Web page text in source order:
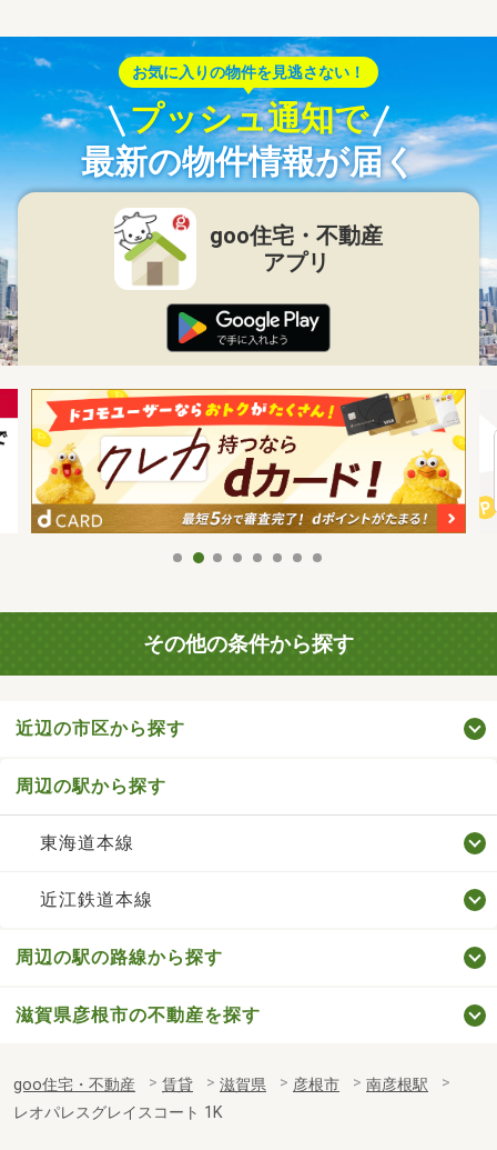
お気に入りの物件を見逃さない！
プッシュ通知で
最新の物件情報が届く
goo住宅・不動産
アプリ
その他の条件から探す
近辺の市区から探す
周辺の駅から探す
東海道本線
近江鉄道本線
周辺の駅の路線から探す
滋賀県彦根市の不動産を探す
goo住宅・不動産 賃貸 滋賀県 彦根市
南彦根駅
レオパレスグレイスコート 1K